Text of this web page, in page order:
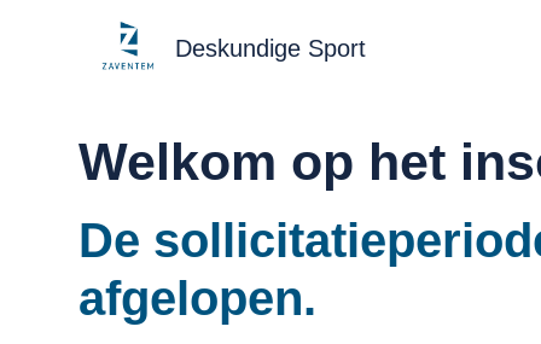
Deskundige Sport
Welkom op het
De
afgelopen.